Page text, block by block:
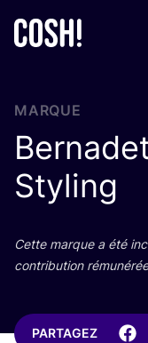
MARQUE
Styling
Cette marque a été
contri­bu­tion
PARTAGEZ